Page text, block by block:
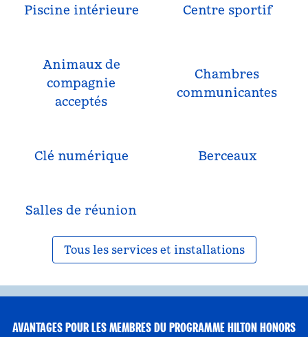
Piscine intérieure Centre sportif
Animaux de
compagnie
acceptés
Chambres
communicantes
Clé numérique Berceaux
Salles de réunion
Tous les services et installations
AVANTAGES POUR LES MEMBRES DU PROGRAMME HILTON HONORS